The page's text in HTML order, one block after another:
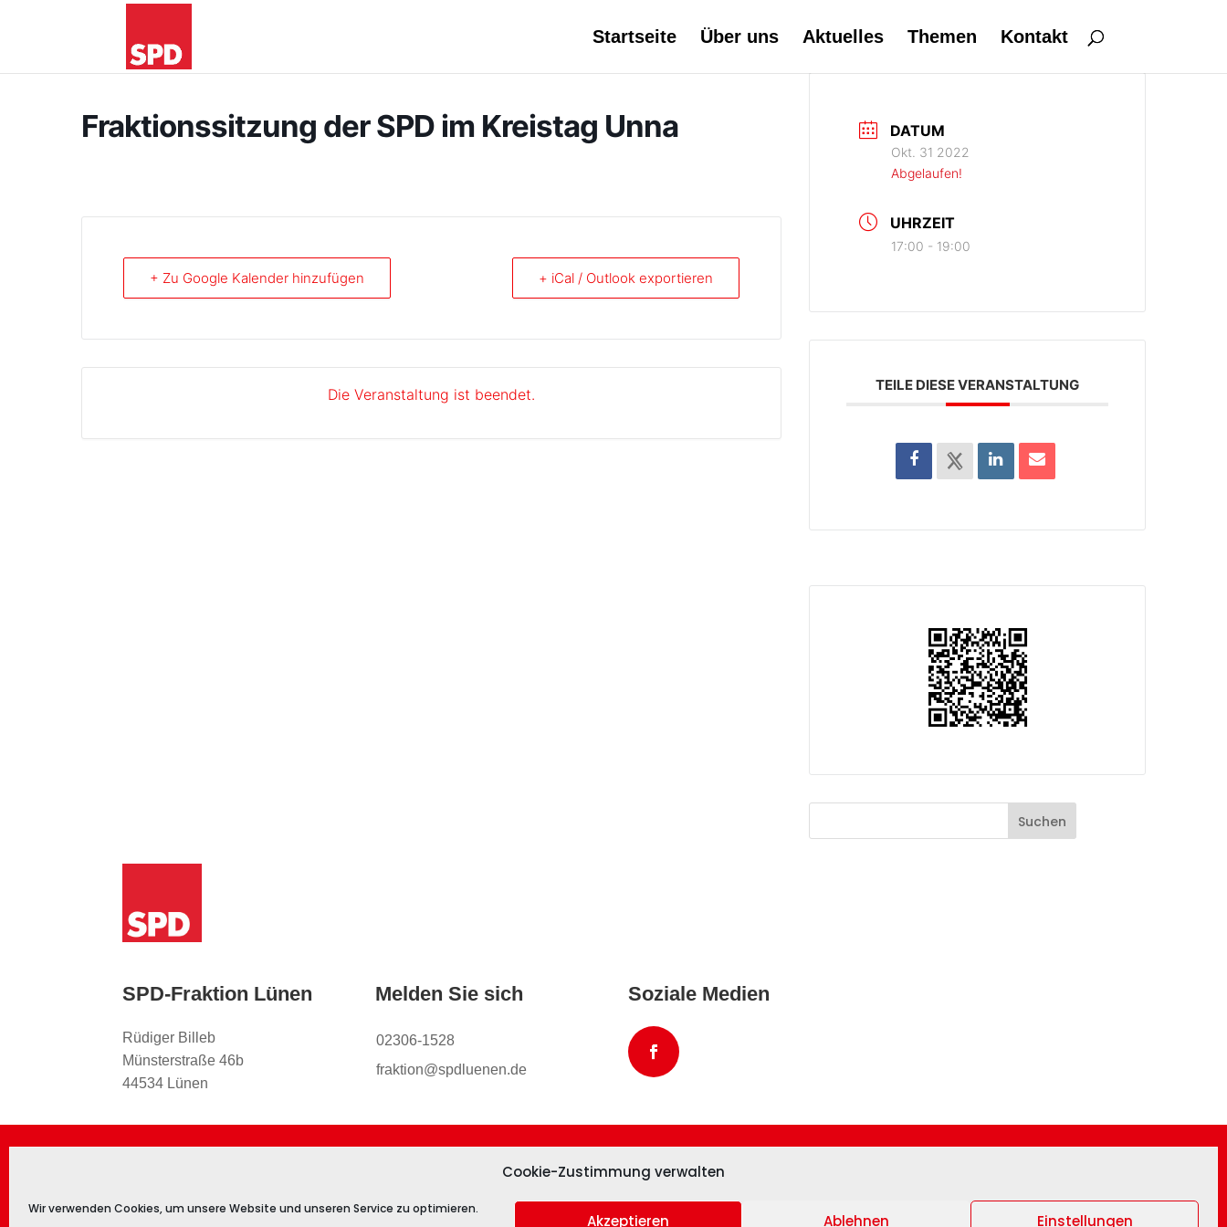
Cookie-Zustimmung verwalten
Wir verwenden Cookies, um unsere Website und unseren Service zu optimieren.
Akzeptieren Ablehnen Einstellungen
Startseite Über uns Aktuelles Themen Kontakt
Fraktionssitzung der SPD im Kreistag Unna
+ Zu Google Kalender hinzufügen + iCal / Outlook exportieren
Die Veranstaltung ist beendet.
DATUM
Okt. 31 2022
Abgelaufen!
UHRZEIT
17:00 - 19:00
TEILE DIESE VERANSTALTUNG
SPD-Fraktion Lünen
Rüdiger Billeb
Münsterstraße 46b
44534 Lünen
Melden Sie sich
02306-1528
fraktion@spdluenen.de
Soziale Medien
Cookie-Richtlinie (EU)